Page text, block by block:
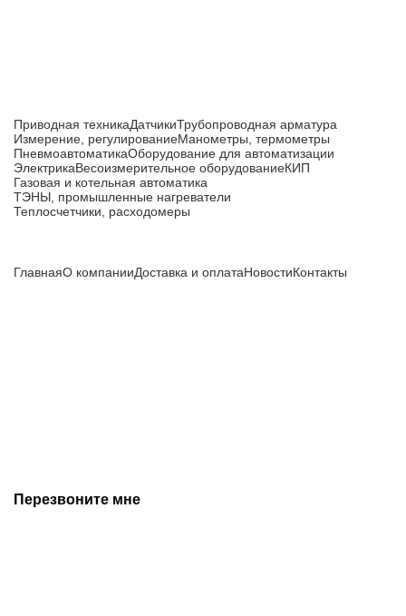
Приводная техникаДатчикиТрубопроводная арматура
Измерение, регулированиеМанометры, термометры
ПневмоавтоматикаОборудование для автоматизации
ЭлектрикаВесоизмерительное оборудованиеКИП
Газовая и котельная автоматика
ТЭНЫ, промышленные нагреватели
Теплосчетчики, расходомеры
ГлавнаяО компанииДоставка и оплатаНовостиКонтакты
Перезвоните мне